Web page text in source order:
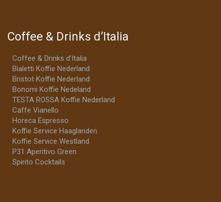
Coffee & Drinks d’Italia
Coffee & Drinks d’Italia
Bialetti Koffie Nederland
Bristot Koffie Nederland
Bonomi Koffie Nedeland
TESTA ROSSA Koffie Nederland
Caffe Vianello
Horeca Espresso
Koffie Service Haaglanden
Koffie Service Westland
P31 Aperitivo Green
Spirito Cocktails